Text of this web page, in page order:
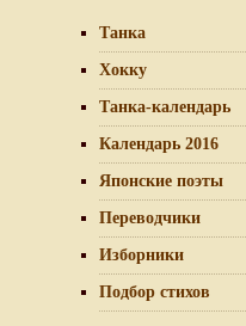
Танка
Хокку
Танка-календарь
Календарь 2016
Японские поэты
Переводчики
Изборники
Подбор стихов